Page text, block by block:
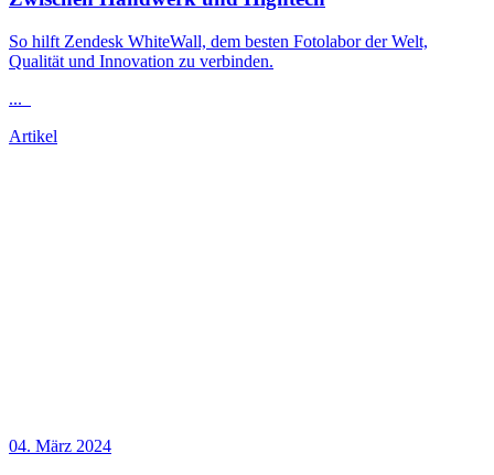
So hilft Zendesk WhiteWall, dem besten Fotolabor der Welt,
Qualität und Innovation zu verbinden.
...
Artikel
04. März 2024